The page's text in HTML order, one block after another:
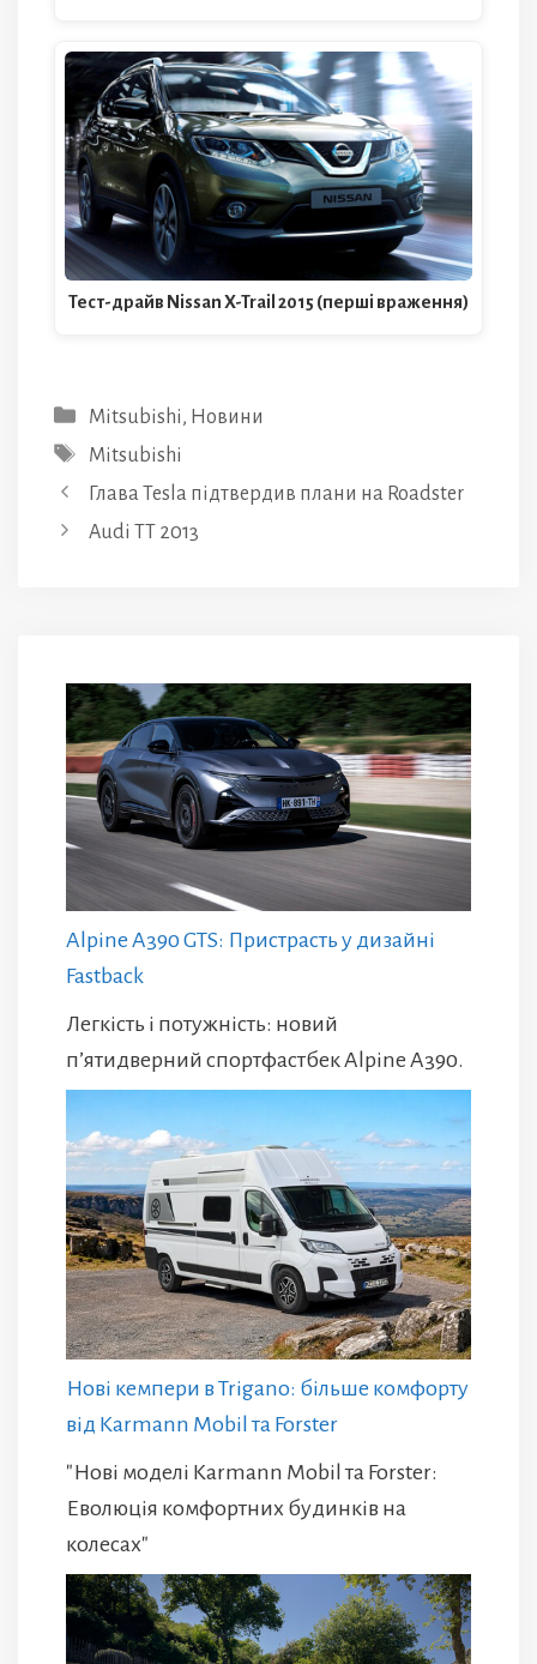
Тест-драйв Nissan X-Trail 2015 (перші враження)
Категорії
Mitsubishi, Новини
Позначки
Mitsubishi
Глава Tesla підтвердив плани на Roadster
Audi TT 2013
Alpine A390 GTS: Пристрасть у дизайні
Fastback
Легкість і потужність: новий
п’ятидверний спортфастбек Alpine A390.
Нові кемпери в Trigano: більше комфорту
від Karmann Mobil та Forster
"Нові моделі Karmann Mobil та Forster:
Еволюція комфортних будинків на
колесах"